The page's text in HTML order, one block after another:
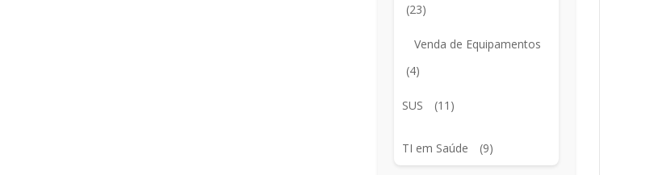
(23)
Venda de Equipamentos
(4)
SUS (11)
TI em Saúde (9)